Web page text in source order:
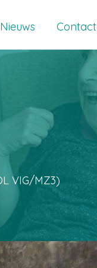
Nieuws Contact
VIG/MZ3)